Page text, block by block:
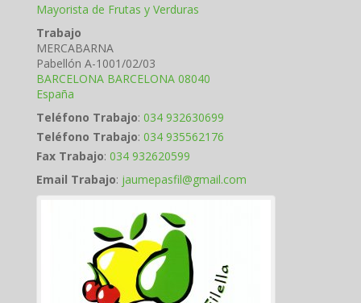
Mayorista de Frutas y Verduras
Trabajo
MERCABARNA
Pabellón A-1001/02/03
BARCELONA BARCELONA 08040
España
Teléfono Trabajo: 034 932630699
Teléfono Trabajo: 034 935562176
Fax Trabajo: 034 932620599
Email Trabajo: jaumepasfil@gmail.com